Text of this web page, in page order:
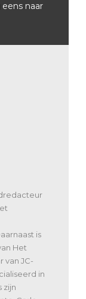
naar
is
Het
van JC-
in
zijn